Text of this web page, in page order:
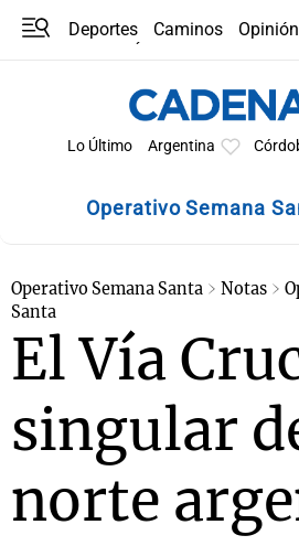
Deportes Caminos
Opinión
Lo Último Argentina
Operativo Semana
Operativo Semana Santa Notas
Santa
El Vía
singular
norte